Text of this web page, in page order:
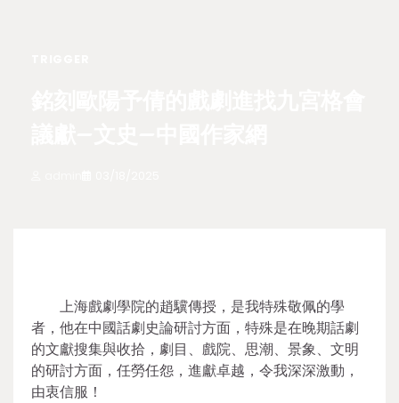
上海戲劇學院的趙驥傳授，是我特殊敬佩的學
者，他在中國話劇史論研討方面，特殊是在晚期話劇
的文獻搜集與收拾，劇目、戲院、思潮、景象、文明
的研討方面，任勞任怨，進獻卓越，令我深深激動，
由衷信服！